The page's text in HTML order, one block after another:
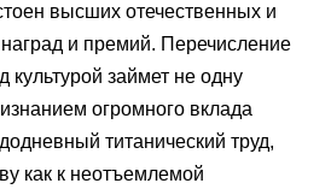
высших отечественных и
и премий. Перечисление
культурой займет не одну
огромного вклада
титанический труд,
как к неотъемлемой